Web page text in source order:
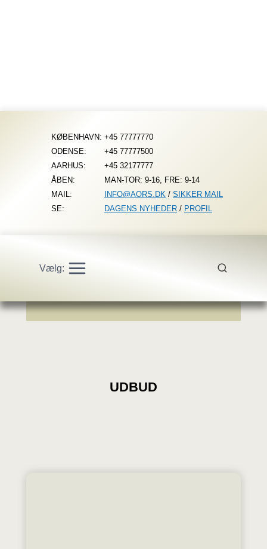
KØBENHAVN: +45 77777770
ODENSE:
+45 77777500
AARHUS:
+45 32177777
ÅBEN:
MAN-TOR: 9-16, FRE: 9-14
MAIL:
INFO@AORS.DK / SIKKER MAIL
SE:
DAGENS NYHEDER / PROFIL
Vælg:
UDBUD